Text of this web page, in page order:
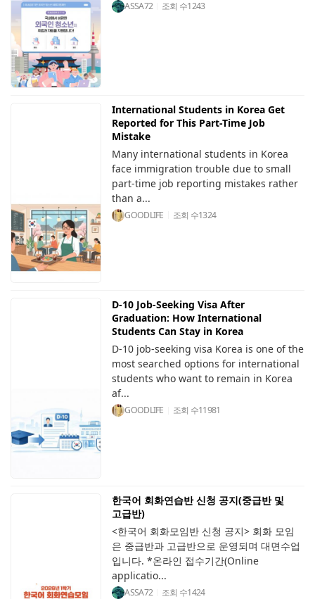
ASSA72 조회 수1243
International Students in Korea Get
Reported for This Part-Time Job
Mistake
Many international students in Korea
face immigration trouble due to small
part-time job reporting mistakes rather
than a...
GOODLIFE 조회 수1324
D-10 Job-Seeking Visa After
Graduation: How International
Students Can Stay in Korea
D-10 job-seeking visa Korea is one of the
most searched options for international
students who want to remain in Korea
af...
GOODLIFE 조회 수11981
한국어 회화연습반 신청 공지(중급반 및
고급반)
<한국어 회화모임반 신청 공지> 회화 모임
은 중급반과 고급반으로 운영되며 대면수업
입니다. *온라인 접수기간(Online
applicatio...
ASSA72 조회 수1424